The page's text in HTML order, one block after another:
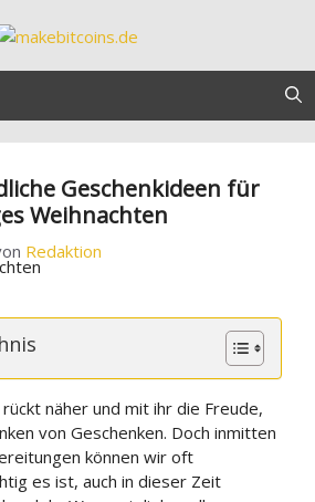
Geschenkideen für
Weihnachten
Redaktion
näher und mit ihr die Freude,
von Geschenken. Doch inmitten
können wir oft
es ist, auch in dieser Zeit